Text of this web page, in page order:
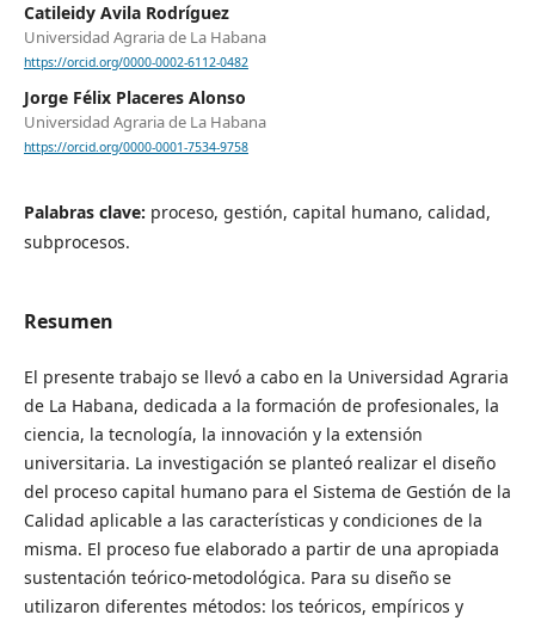
Catileidy Avila Rodríguez
Universidad Agraria de La Habana
https://orcid.org/0000-0002-6112-0482
Jorge Félix Placeres Alonso
Universidad Agraria de La Habana
https://orcid.org/0000-0001-7534-9758
Palabras clave: proceso, gestión, capital humano, calidad,
subprocesos.
Resumen
El presente trabajo se llevó a cabo en la Universidad Agraria
de La Habana, dedicada a la formación de profesionales, la
ciencia, la tecnología, la innovación y la extensión
universitaria. La investigación se planteó realizar el diseño
del proceso capital humano para el Sistema de Gestión de la
Calidad aplicable a las características y condiciones de la
misma. El proceso fue elaborado a partir de una apropiada
sustentación teórico-metodológica. Para su diseño se
utilizaron diferentes métodos: los teóricos, empíricos y